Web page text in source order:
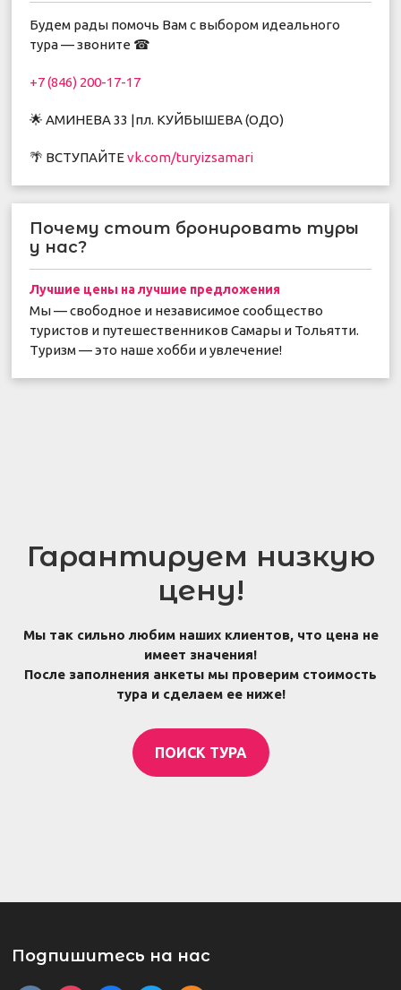
Будем рады помочь Вам с выбором идеального
тура — звоните ☎
+7 (846) 200-17-17
🌟 АМИНЕВА 33 |пл. КУЙБЫШЕВА (ОДО)
🌴 ВСТУПАЙТЕvk.com/turyizsamari
Почему стоит бронировать туры
у нас?
Лучшие цены на лучшие предложения
Мы — свободное и независимое сообщество
туристов и путешественников Самары и Тольятти.
Туризм — это наше хобби и увлечение!
Гарантируем низкую
цену!
Мы так сильно любим наших клиентов, что цена не
имеет значения!
После заполнения анкеты мы проверим стоимость
тура и сделаем ее ниже!
ПОИСК ТУРА
Подпишитесь на нас